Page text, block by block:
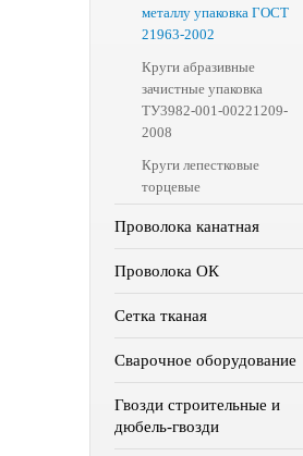
металлу упаковка ГОСТ
21963-2002
Круги абразивные
зачистные упаковка
ТУ3982-001-00221209-
2008
Круги лепестковые
торцевые
Проволока канатная
Проволока ОК
Сетка тканая
Сварочное оборудование
Гвозди строительные и
дюбель-гвозди